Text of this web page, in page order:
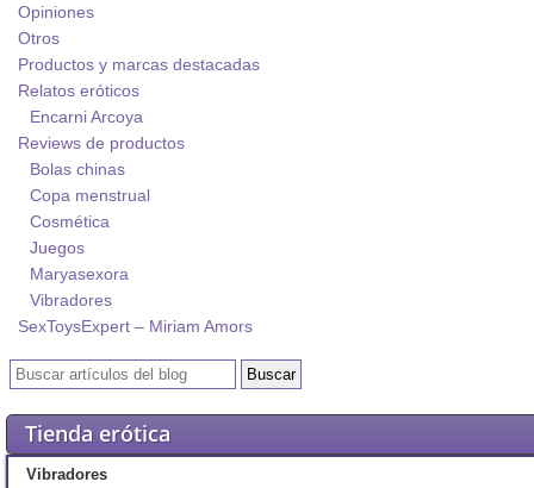
Opiniones
Otros
Productos y marcas destacadas
Relatos eróticos
Encarni Arcoya
Reviews de productos
Bolas chinas
Copa menstrual
Cosmética
Juegos
Maryasexora
Vibradores
SexToysExpert – Miriam Amors
Tienda erótica
Vibradores